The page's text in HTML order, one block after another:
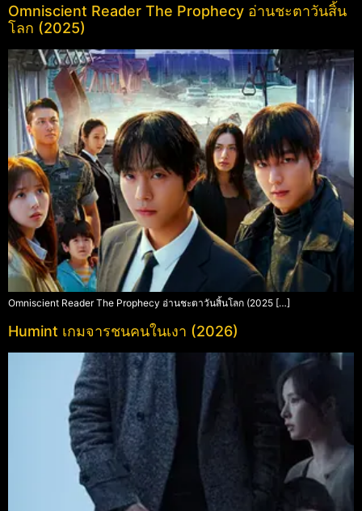
Omniscient Reader The Prophecy อ่านชะตาวันสิ้น
โลก (2025)
Omniscient Reader The Prophecy อ่านชะตาวันสิ้นโลก (2025 […]
Humint เกมจารชนคนในเงา (2026)